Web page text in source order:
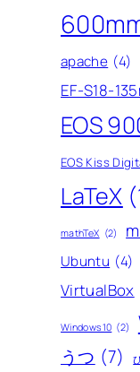
apache (4)
EF-S18-
EOS
EOS Kiss
LaTeX
mathTeX (2)
Ubuntu (4)
VirtualBox
Windows10 (2)
うつ (7)